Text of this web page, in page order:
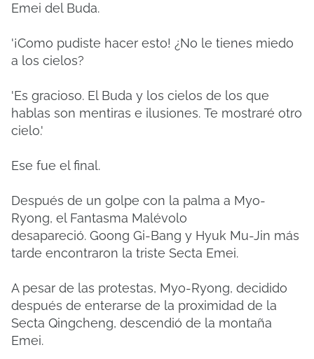
Emei del Buda.
'¡Como pudiste hacer esto! ¿No le tienes miedo
a los cielos?
'Es gracioso. El Buda y los cielos de los que
hablas son mentiras e ilusiones. Te mostraré otro
cielo.'
Ese fue el final.
Después de un golpe con la palma a Myo-
Ryong, el Fantasma Malévolo
desapareció. Goong Gi-Bang y Hyuk Mu-Jin más
tarde encontraron la triste Secta Emei.
A pesar de las protestas, Myo-Ryong, decidido
después de enterarse de la proximidad de la
Secta Qingcheng, descendió de la montaña
Emei.